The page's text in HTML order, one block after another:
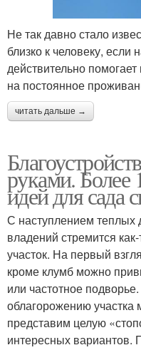
Не так давно стало
близко к человеку, если
действительно
на постоянное
читать дальше →
руками.
идей для сада
С наступлением теплых
владений стремится
участок. На первый
кроме клумб можно
или частотное
облагорожению
представим целую
интересных вариантов.